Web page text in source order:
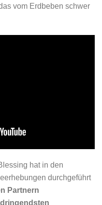
vom Erdbeben schwer
hat in den
durchgeführt
Partnern